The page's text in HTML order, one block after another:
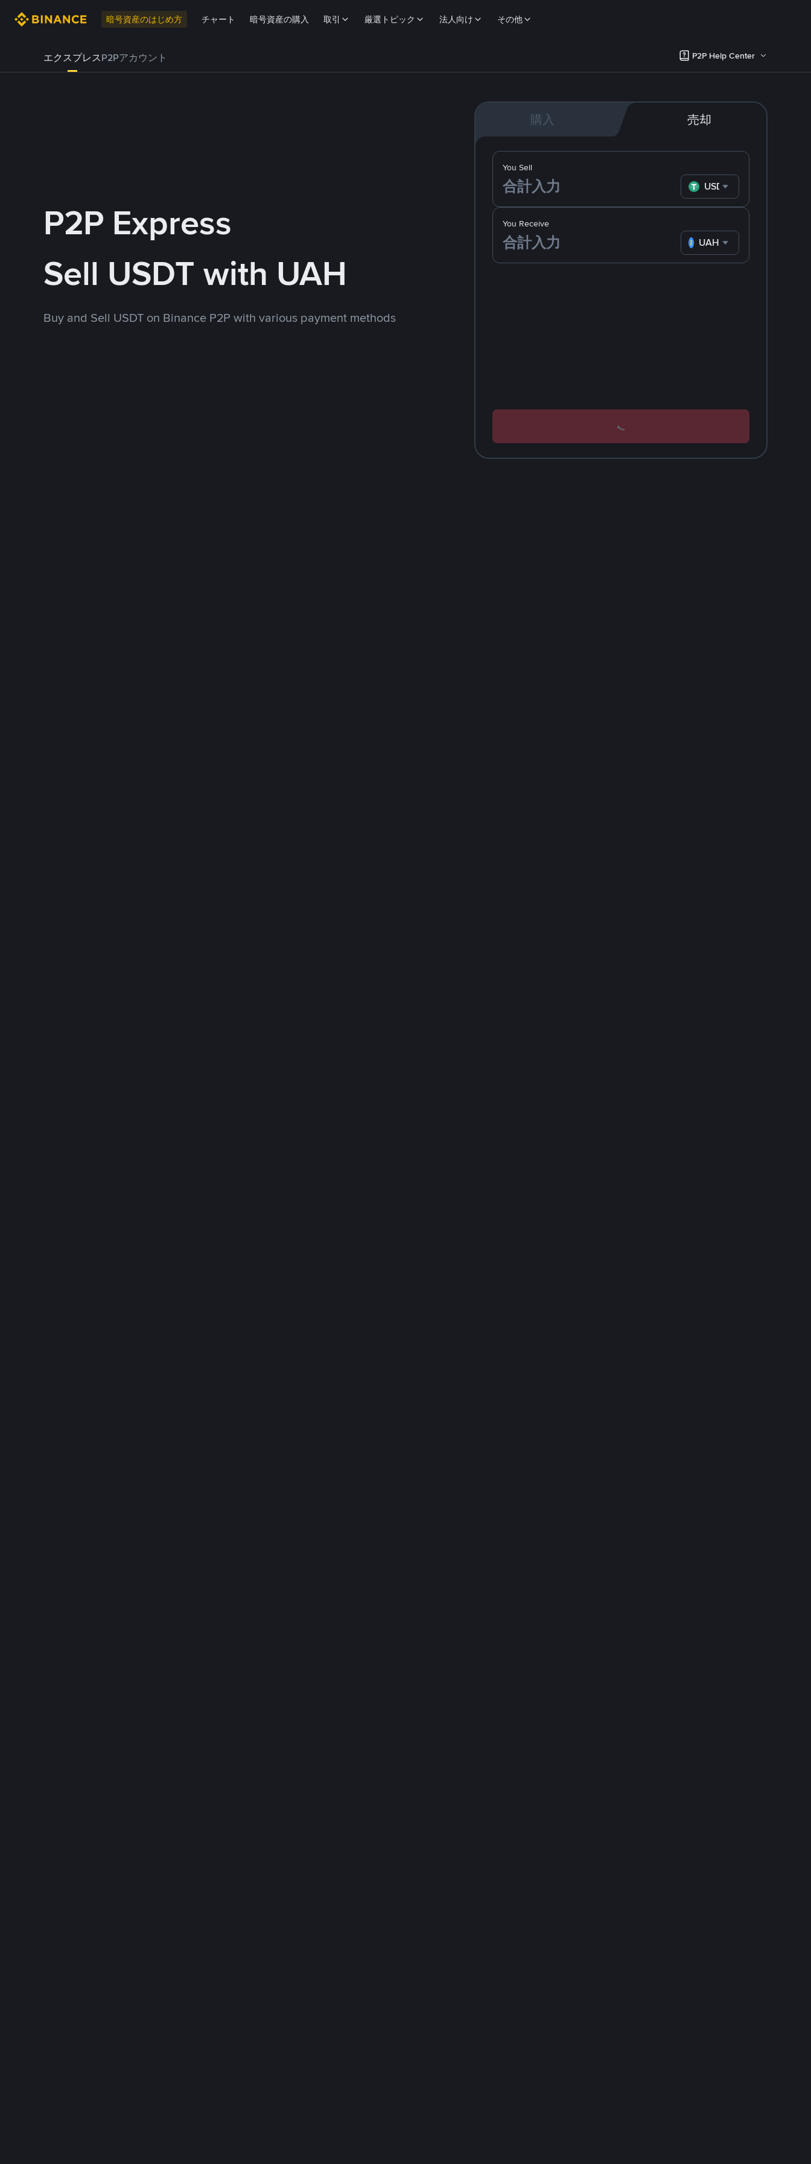
暗号資産のはじめ方 チャート 暗号資産の購入 取引 厳選トピック 法人向け その他
エクスプレスP2Pアカウント P2P Help Center
P2P Express
Sell USDT with UAH
Buy and Sell USDT on Binance P2P with various payment methods
購入 売却
You Receive
UAH
You Sell
USDT